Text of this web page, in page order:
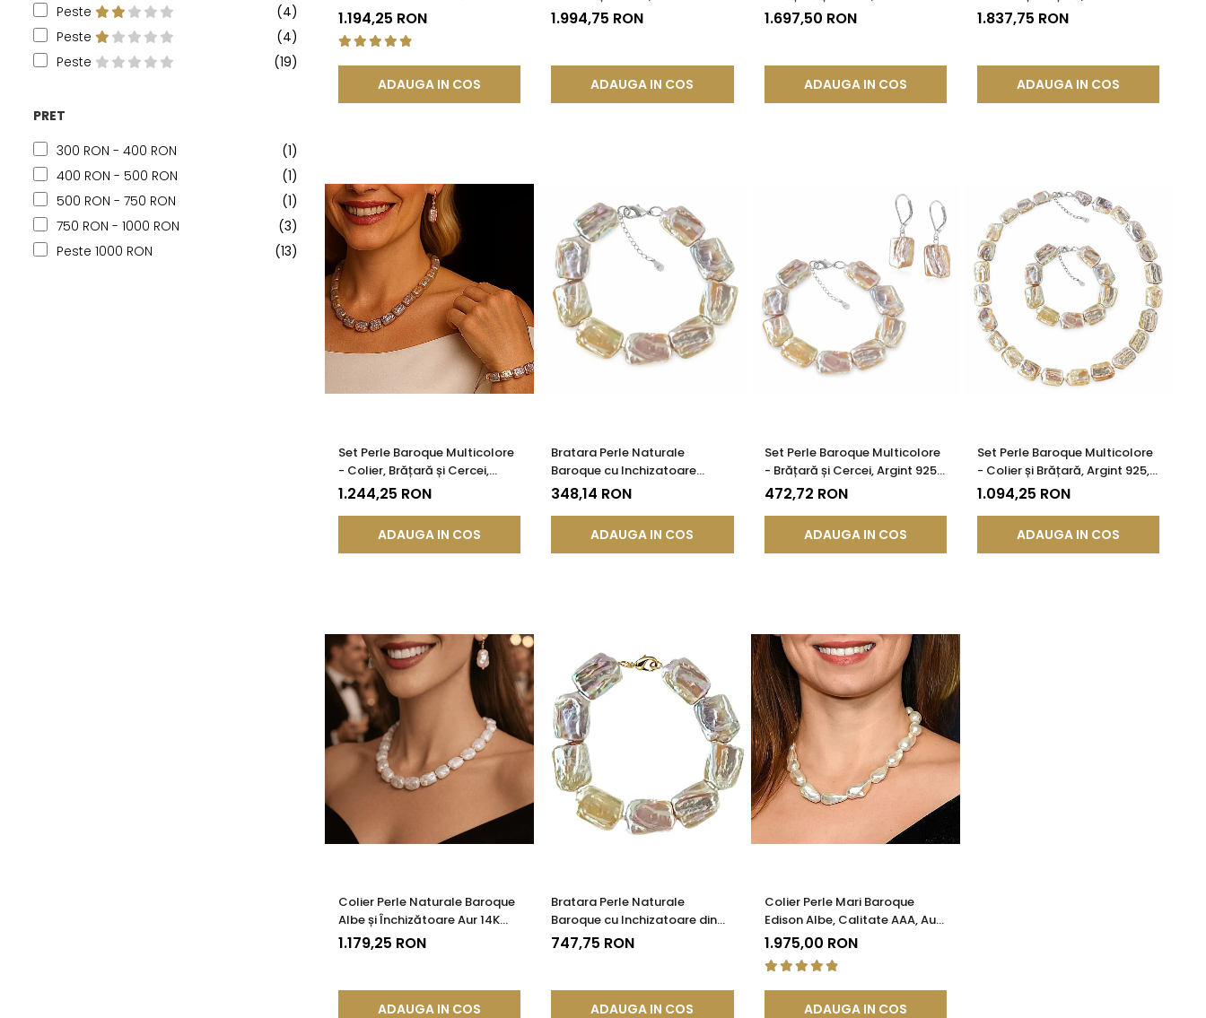
Peste
(4)
Peste
(4)
Peste
(19)
PRET
300 RON - 400 RON
(1)
400 RON - 500 RON
(1)
500 RON - 750 RON
(1)
750 RON - 1000 RON
(3)
Peste 1000 RON
(13)
Aur 14K (aur 585) | KASKADDA®
1.194,25 RON
ADAUGA IN COS
14K | KASKADDA®
1.994,75 RON
ADAUGA IN COS
14K | KASKADDA®
1.697,50 RON
ADAUGA IN COS
14K | KASKADDA®
1.837,75 RON
ADAUGA IN COS
Set Perle Baroque Multicolore
- Colier, Brățară și Cercei,
Argint 925 | KASKADDA®
1.244,25 RON
ADAUGA IN COS
Bratara Perle Naturale
Baroque cu Inchizatoare
Argint | KASKADDA®
348,14 RON
ADAUGA IN COS
Set Perle Baroque Multicolore
- Brățară și Cercei, Argint 925 |
KASKADDA®
472,72 RON
ADAUGA IN COS
Set Perle Baroque Multicolore
- Colier și Brățară, Argint 925,
Innodat Manual | KASKADDA®
1.094,25 RON
ADAUGA IN COS
Colier Perle Naturale Baroque
Albe și Închizătoare Aur 14K
(aur 585) | KASKADDA®
1.179,25 RON
ADAUGA IN COS
Bratara Perle Naturale
Baroque cu Inchizatoare din
Aur de 14k
747,75 RON
ADAUGA IN COS
Colier Perle Mari Baroque
Edison Albe, Calitate AAA, Aur
14K | KASKADDA®
1.975,00 RON
ADAUGA IN COS